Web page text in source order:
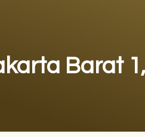
Barat